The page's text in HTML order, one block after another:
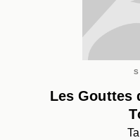
Les Gouttes